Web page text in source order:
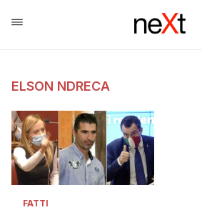
ELSON NDRECA
FATTI